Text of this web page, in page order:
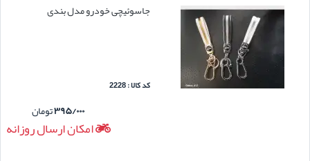
جاسوئیچی خودرو مدل بندی
کد کالا : 2228
۳۹۵/۰۰۰تومان
امکان ارسال روزانه